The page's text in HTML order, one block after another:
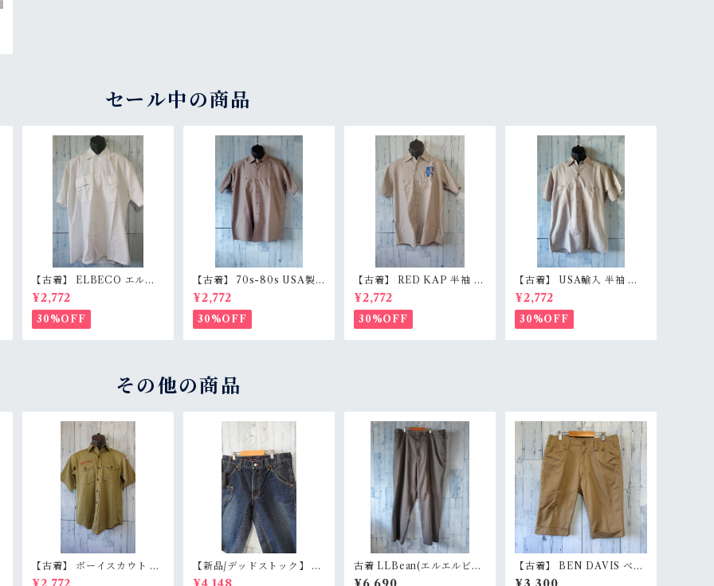
セール中の商品
【古着】 ELBECO エルベ
コ 半袖 ワークシャツ L（身
幅63.5cm） ホワイト 白 ビ
ッグシルエット オーバーサ
イズ RankB
¥2,772
30%OFF
【古着】 70s-80s USA製
RED KAP 半袖 ワークシャ
ツ L（身幅62cm） チャコ
ール レッドキャップ ヴィン
テージ RankC
¥2,772
30%OFF
【古着】 RED KAP 半袖 ワ
ークシャツ M〜L相当（身
幅55cm） 刺しゅう入り 企
業ロゴ レッドキャップ アジ
感有 RankC
¥2,772
30%OFF
【古着】 USA輸入 半袖 ワ
ークシャツ L（身幅59.5c
m） ベージュグレー スナッ
プボタン 薄手 アメカジ Ran
kB
¥2,772
30%OFF
その他の商品
【古着】 ボーイスカウト シ
ャツ 半袖 ユースXL相当
【新品/デッドストック】 B
LUE WAY ブルーウェイ 日
古着 LLBean(エルエルビー
ン) チノ/スラックス サイズ4
【古着】 BEN DAVIS ベン
デイビス ワーク ショートパ